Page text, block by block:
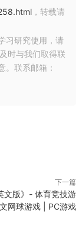
，转载请
习研究使用，请
时与我们取得联
。联系邮箱：
下一篇
文版》- 体育竞技游
网球游戏 | PC游戏